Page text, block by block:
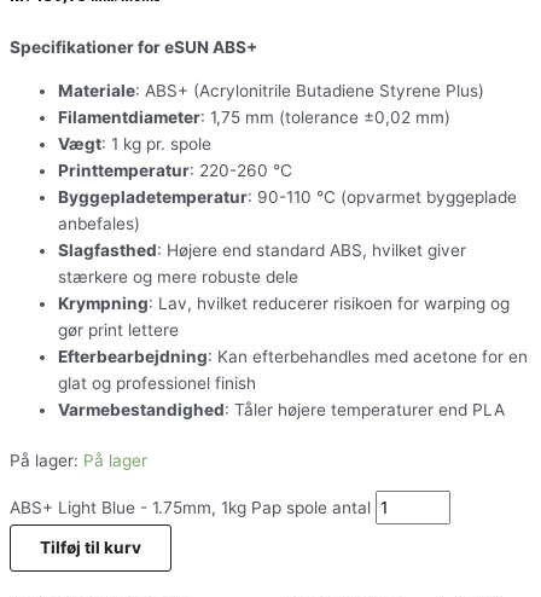
Specifikationer for eSUN ABS+
Materiale: ABS+ (Acrylonitrile Butadiene Styrene Plus)
Filamentdiameter: 1,75 mm (tolerance ±0,02 mm)
Vægt: 1 kg pr. spole
Printtemperatur: 220-260 °C
Byggepladetemperatur: 90-110 °C (opvarmet byggeplade
anbefales)
Slagfasthed: Højere end standard ABS, hvilket giver
stærkere og mere robuste dele
Krympning: Lav, hvilket reducerer risikoen for warping og
gør print lettere
Efterbearbejdning: Kan efterbehandles med acetone for en
glat og professionel finish
Varmebestandighed: Tåler højere temperaturer end PLA
På lager: På lager
ABS+ Light Blue - 1.75mm, 1kg Pap spole antal
Tilføj til kurv